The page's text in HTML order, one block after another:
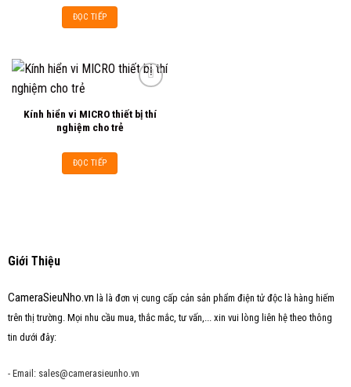
ĐỌC TIẾP
Kính hiển vi MICRO thiết bị thí
nghiệm cho trẻ
ĐỌC TIẾP
Giới Thiệu
CameraSieuNho.vn là là đơn vị cung cấp cản sản phẩm điện tử độc là hàng hiếm
trên thị trường. Mọi nhu cầu mua, thắc mắc, tư vấn,... xin vui lòng liên hệ theo thông
tin dưới đây:
- Email: sales@camerasieunho.vn